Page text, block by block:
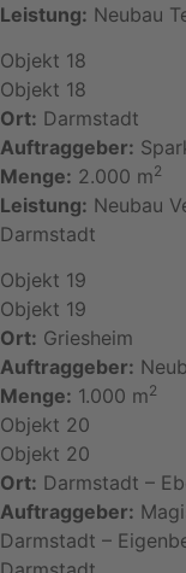
Leistung: Neubau
Objekt 18
Objekt 18
Ort: Darmstadt
Auftraggeber:
Menge: 2.000 m2
Leistung: Neubau
Darmstadt
Objekt 19
Objekt 19
Ort: Griesheim
Auftraggeber:
Menge: 1.000 m2
Objekt 20
Objekt 20
Ort: Darmstadt –
Auftraggeber:
Darmstadt –